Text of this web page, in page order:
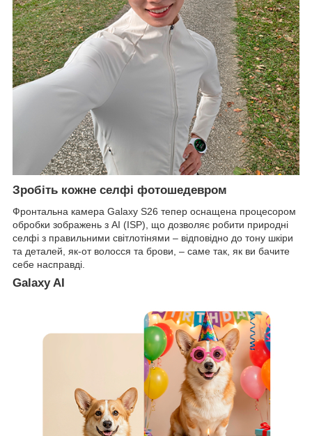
Зробіть кожне селфі фотошедевром
Фронтальна камера Galaxy S26 тепер оснащена процесором
обробки зображень з AI (ISP), що дозволяє робити природні
селфі з правильними світлотінями – відповідно до тону шкіри
та деталей, як-от волосся та брови, – саме так, як ви бачите
себе насправді.
Galaxy AI